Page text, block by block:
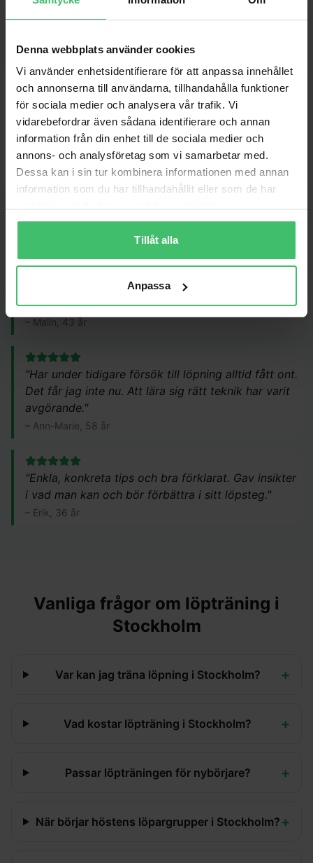
Denna webbplats använder cookies
Vi använder enhetsidentifierare för att anpassa innehållet
och annonserna till användarna, tillhandahålla funktioner
för sociala medier och analysera vår trafik. Vi
vidarebefordrar även sådana identifierare och annan
information från din enhet till de sociala medier och
annons- och analysföretag som vi samarbetar med.
Dessa kan i sin tur kombinera informationen med annan
information som du har tillhandahållit eller som de har
Tillåt alla
Anpassa
Coach på plats
Vad våra löpare säger
Helt otroligt att något som känts så slitigt nu bara
känns kul och njutbart."
Malin, 43 år
"Har under tidigare försök till löpning alltid fått ont.
Det får jag inte nu. Att lära sig rätt teknik har varit
avgörande."
Ann-Marie, 58 år
"Enkla, konkreta tips och bra förklarat. Gav insikter
i vad man kan och bör förbättra i sitt löpsteg."
Erik, 36 år
Vanliga frågor om löpträning i
Stockholm
Var kan jag träna löpning i Stockholm? +
Vad kostar löpträning i Stockholm? +
Passar löpträningen för nybörjare? +
När börjar höstens löpargrupper i Stockholm? +